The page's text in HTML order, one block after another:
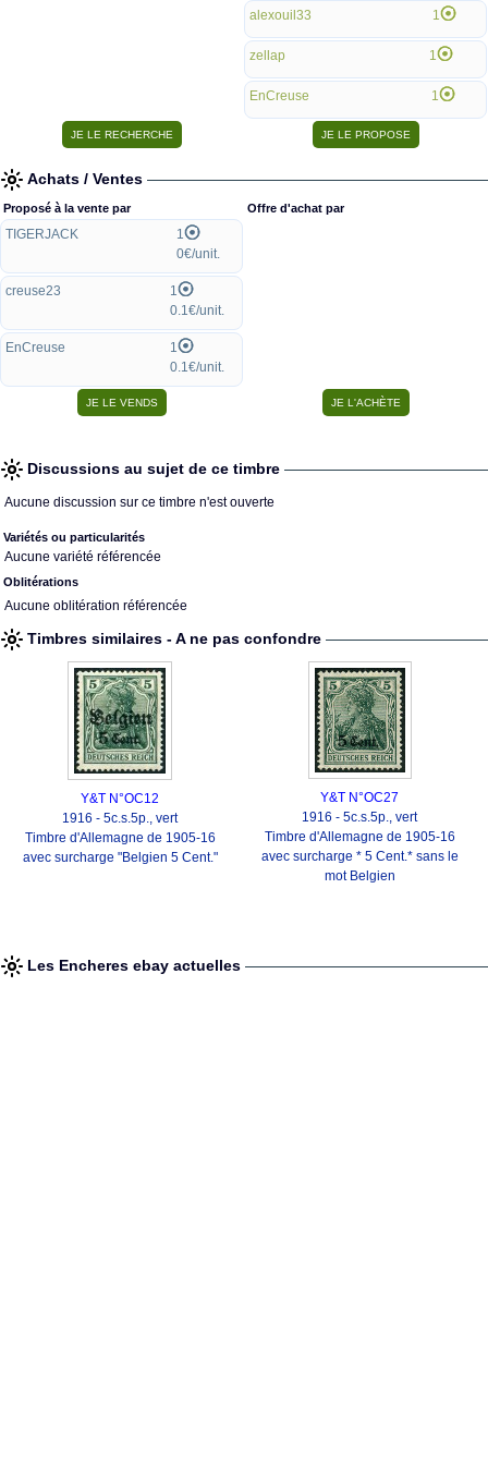
alexouil33 1
zellap 1
EnCreuse 1
Achats / Ventes
Proposé à la vente par
TIGERJACK
1
0€/unit.
creuse23
1
0.1€/unit.
EnCreuse
1
0.1€/unit.
Offre d'achat par
Discussions au sujet de ce timbre
Aucune discussion sur ce timbre n'est ouverte
Variétés ou particularités
Aucune variété référencée
Oblitérations
Aucune oblitération référencée
Timbres similaires - A ne pas confondre
Y&T N°OC12
1916 - 5c.s.5p., vert
Timbre d'Allemagne de 1905-16
avec surcharge "Belgien 5 Cent."
Y&T N°OC27
1916 - 5c.s.5p., vert
Timbre d'Allemagne de 1905-16
avec surcharge * 5 Cent.* sans le
mot Belgien
Les Encheres ebay actuelles